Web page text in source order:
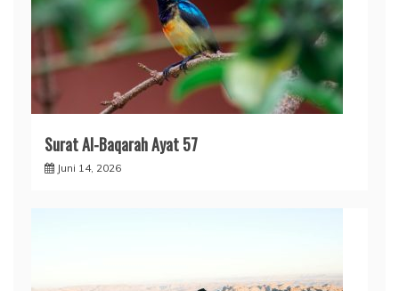
Surat Al-Baqarah Ayat 57
Juni 14, 2026